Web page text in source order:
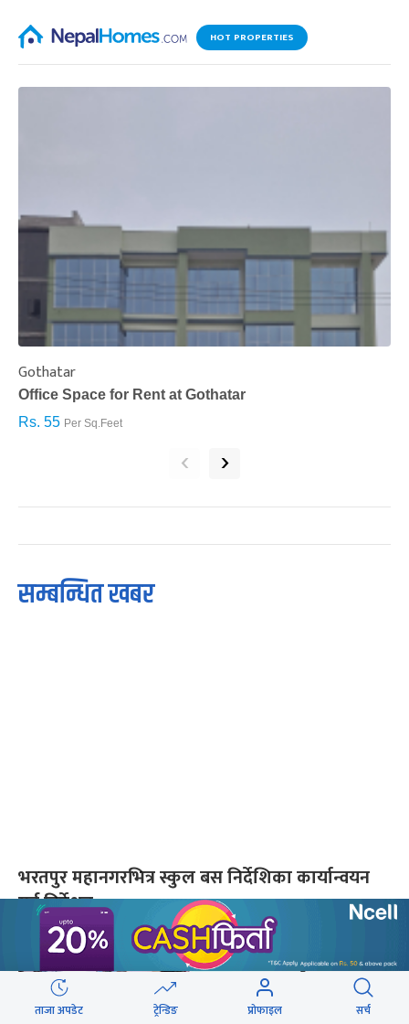
HOT PROPERTIES
Gothatar
Office Space for Rent at Gothatar
Rs. 55 Per Sq.Feet
‹ ›
सम्बन्धित खबर
भरतपुर महानगरभित्र स्कुल बस निर्देशिका कार्यान्वयन
गर्न निर्देशन
ताजा अपडेट ट्रेन्डिङ प्रोफाइल सर्च